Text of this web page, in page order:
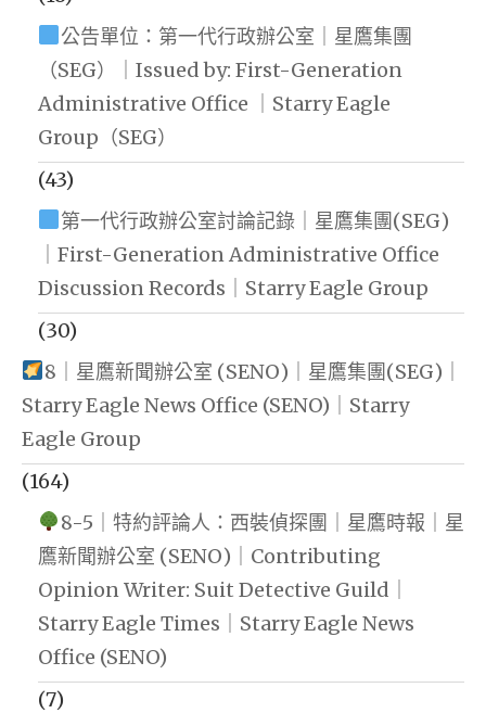
公告單位：第一代行政辦公室｜星鷹集團
（SEG）｜Issued by: First-Generation
Administrative Office ｜Starry Eagle
Group（SEG）
(43)
第一代行政辦公室討論記錄｜星鷹集團(SEG)
｜First-Generation Administrative Office
Discussion Records｜Starry Eagle Group
(30)
8｜星鷹新聞辦公室 (SENO)｜星鷹集團(SEG)｜
Starry Eagle News Office (SENO)｜Starry
Eagle Group
(164)
8-5｜特約評論人：西裝偵探團｜星鷹時報｜星
鷹新聞辦公室 (SENO)｜Contributing
Opinion Writer: Suit Detective Guild｜
Starry Eagle Times｜Starry Eagle News
Office (SENO)
(7)